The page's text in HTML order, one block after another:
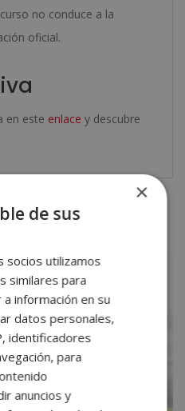
no conduce a la
oficial.
en este enlace y descubre
×
de sus
socios utilizamos
similares para
información en su
datos personales,
identificadores
para
anuncios y